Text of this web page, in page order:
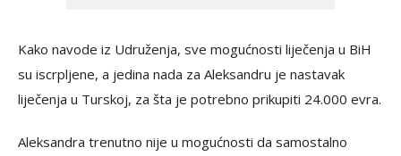
Kako navode iz Udruženja, sve mogućnosti liječenja u BiH
su iscrpljene, a jedina nada za Aleksandru je nastavak
liječenja u Turskoj, za šta je potrebno prikupiti 24.000 evra.
Aleksandra trenutno nije u mogućnosti da samostalno